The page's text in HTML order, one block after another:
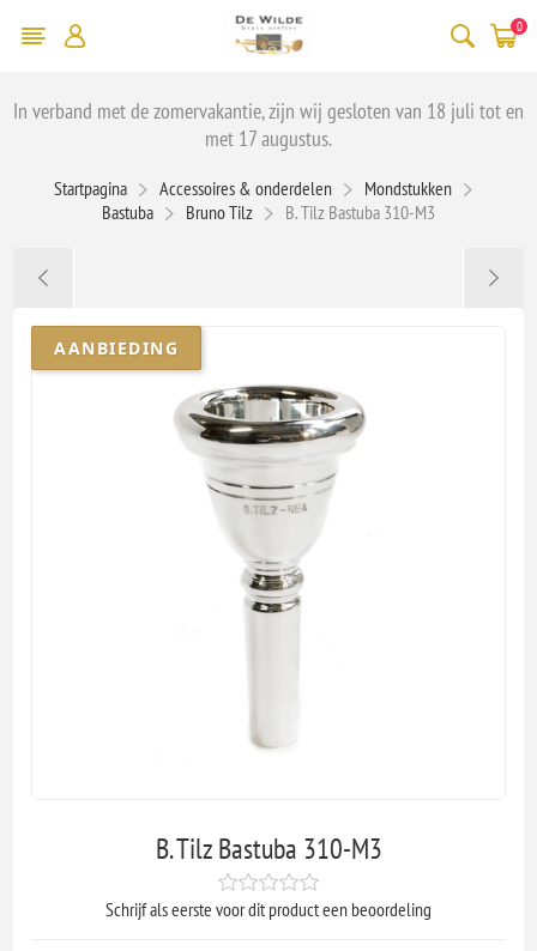
0
In verband met de zomervakantie, zijn wij gesloten van 18 juli tot en
met 17 augustus.
Startpagina Accessoires & onderdelen
Mondstukken
Bastuba
Bruno Tilz B. Tilz Bastuba 310-M3
AANBIEDING
B. Tilz Bastuba 310-M3
Schrijf als eerste voor dit product een beoordeling